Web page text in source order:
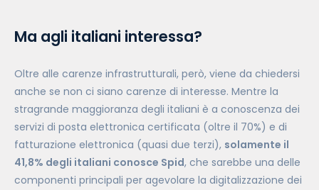
Ma agli italiani interessa?
Oltre alle carenze infrastrutturali, però, viene da chiedersi
anche se non ci siano carenze di interesse. Mentre la
stragrande maggioranza degli italiani è a conoscenza dei
servizi di posta elettronica certificata (oltre il 70%) e di
fatturazione elettronica (quasi due terzi), solamente il
41,8% degli italiani conosce Spid, che sarebbe una delle
componenti principali per agevolare la digitalizzazione dei